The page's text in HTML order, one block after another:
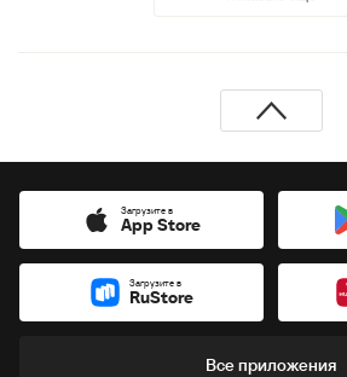
Загрузите в
App Store
Загрузите в
RuStore
Все приложения